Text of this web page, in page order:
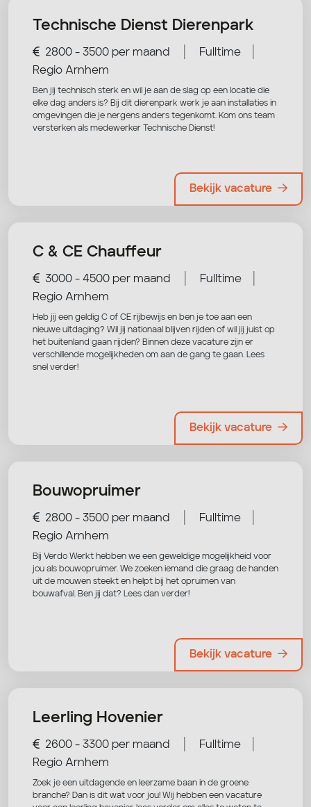
Technische Dienst Dierenpark
2800 - 3500 per maand Fulltime
Regio Arnhem
Ben jij technisch sterk en wil je aan de slag op een locatie die
elke dag anders is? Bij dit dierenpark werk je aan installaties in
omgevingen die je nergens anders tegenkomt. Kom ons team
versterken als medewerker Technische Dienst!
Bekijk vacature
C & CE Chauffeur
3000 - 4500 per maand Fulltime
Regio Arnhem
Heb jij een geldig C of CE rijbewijs en ben je toe aan een
nieuwe uitdaging? Wil jij nationaal blijven rijden of wil jij juist op
het buitenland gaan rijden? Binnen deze vacature zijn er
verschillende mogelijkheden om aan de gang te gaan. Lees
snel verder!
Bekijk vacature
Bouwopruimer
2800 - 3500 per maand Fulltime
Regio Arnhem
Bij Verdo Werkt hebben we een geweldige mogelijkheid voor
jou als bouwopruimer. We zoeken iemand die graag de handen
uit de mouwen steekt en helpt bij het opruimen van
bouwafval. Ben jij dat? Lees dan verder!
Bekijk vacature
Leerling Hovenier
2600 - 3300 per maand Fulltime
Regio Arnhem
Zoek je een uitdagende en leerzame baan in de groene
branche? Dan is dit wat voor jou! Wij hebben een vacature